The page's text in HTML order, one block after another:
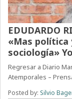
EDUDARDO
«Mas política
sociología»
Regresar a Diario
Atemporales –
Posted by: Silvio